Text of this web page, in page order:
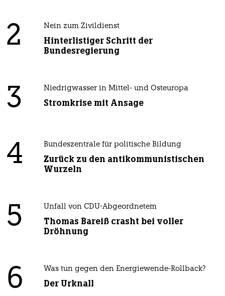
2 Nein zum Zivildienst
Hinterlistiger Schritt der
Bundesregierung
3 Niedrigwasser in Mittel- und Osteuropa
Stromkrise mit Ansage
4 Bundeszentrale für politische Bildung
Zurück zu den antikommunistischen
Wurzeln
5 Unfall von CDU-Abgeordnetem
Thomas Bareiß crasht bei voller
Dröhnung
6 Was tun gegen den Energiewende-Rollback?
Der Urknall